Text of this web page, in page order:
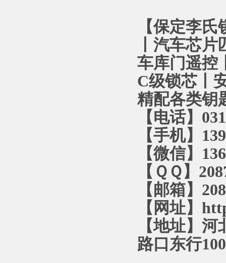
【保定李
丨汽车芯
车库门遥控
C级锁芯丨
精配各类钥
【电话】
【手机】
【微信】
【ＱＱ】
【邮箱】
【网址】
【地址】
路口东行